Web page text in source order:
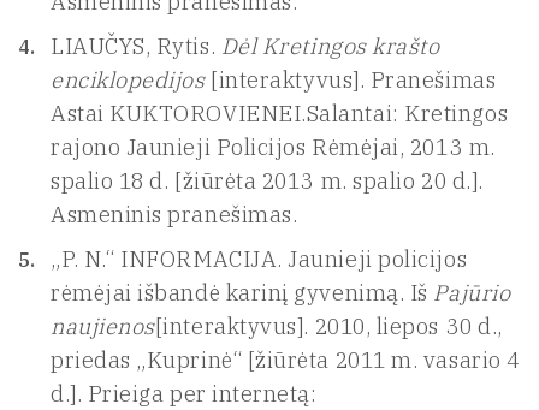
LIAUČYS, Rytis. Dėl Kretingos krašto
enciklopedijos[interaktyvus]. Pranešimas
Astai KUKTOROVIENEI.Salantai: Kretingos
rajono Jaunieji Policijos Rėmėjai, 2013 m.
spalio 18 d. [žiūrėta 2013 m. spalio 20 d.].
Asmeninis pranešimas.
„P. N.“ INFORMACIJA. Jaunieji policijos
rėmėjai išbandė karinį gyvenimą. Iš Pajūrio
naujienos[interaktyvus]. 2010, liepos 30 d.,
priedas „Kuprinė“ [žiūrėta 2011 m. vasario 4
d.]. Prieiga per internetą: